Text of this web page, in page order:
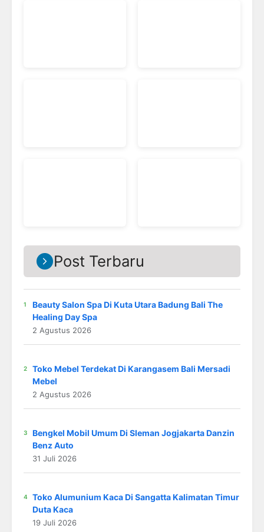
Post Terbaru
Beauty Salon Spa Di Kuta Utara Badung Bali The
Healing Day Spa
2 Agustus 2026
Toko Mebel Terdekat Di Karangasem Bali Mersadi
Mebel
2 Agustus 2026
Bengkel Mobil Umum Di Sleman Jogjakarta Danzin
Benz Auto
31 Juli 2026
Toko Alumunium Kaca Di Sangatta Kalimatan Timur
Duta Kaca
19 Juli 2026